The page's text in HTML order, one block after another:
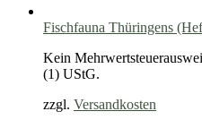
Fischfauna Thüringens
Kein
(1) UStG.
zzgl. Versandkosten